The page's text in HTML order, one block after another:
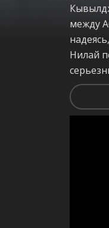
между
Нилай